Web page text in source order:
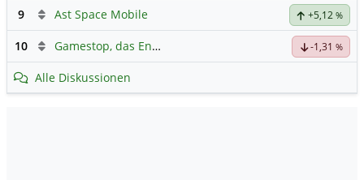
9 Ast Space Mobile +5,12 %
10 Gamestop, das Ende naht -1,31 %
Alle Diskussionen